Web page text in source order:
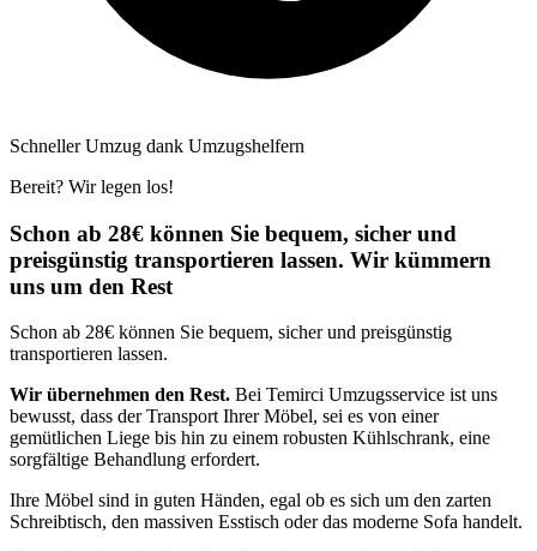
Schneller Umzug dank Umzugshelfern
Bereit? Wir legen los!
Schon ab 28€ können Sie bequem, sicher und
preisgünstig transportieren lassen. Wir kümmern
uns um den Rest
Schon ab 28€ können Sie bequem, sicher und preisgünstig
transportieren lassen.
Wir übernehmen den Rest. Bei Temirci Umzugsservice ist uns
bewusst, dass der Transport Ihrer Möbel, sei es von einer
gemütlichen Liege bis hin zu einem robusten Kühlschrank, eine
sorgfältige Behandlung erfordert.
Ihre Möbel sind in guten Händen, egal ob es sich um den zarten
Schreibtisch, den massiven Esstisch oder das moderne Sofa handelt.